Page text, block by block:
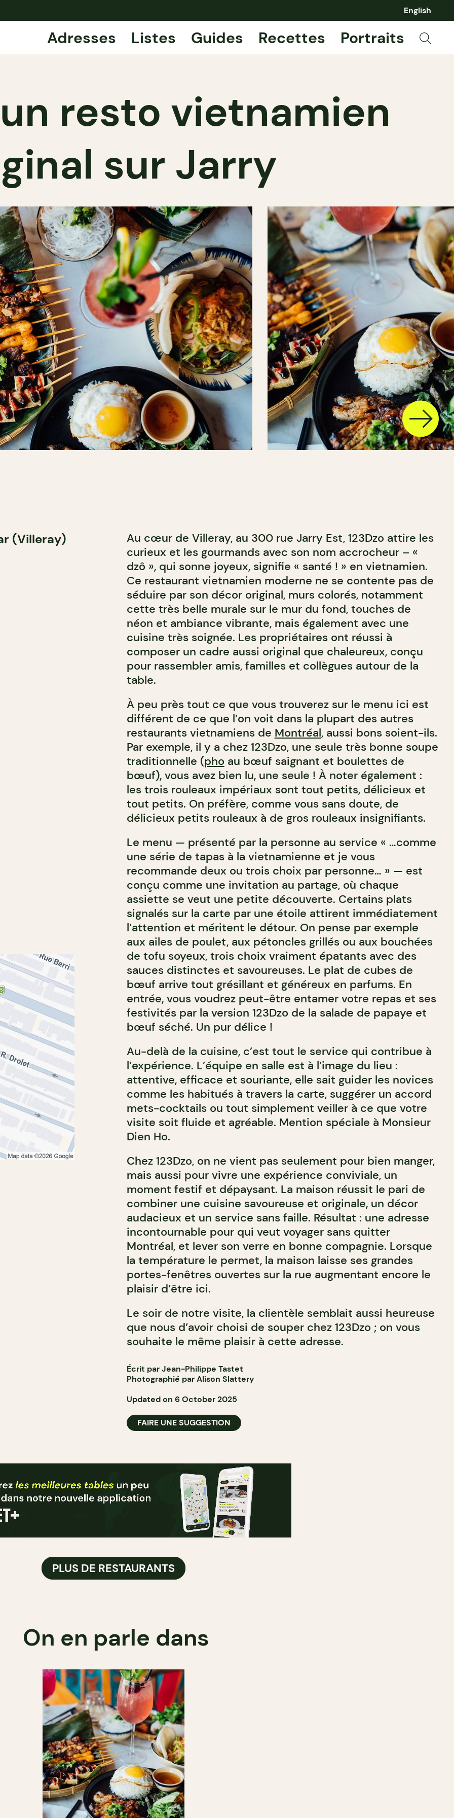
English
Adresses Listes Guides Recettes Portraits
un resto vietnamien
sur Jarry
(Villeray)
Au cœur de Villeray, au 300 rue Jarry Est, 123Dzo attire les
curieux et les gourmands avec son nom accrocheur – «
dzô », qui sonne joyeux, signifie « santé ! » en vietnamien.
Ce restaurant vietnamien moderne ne se contente pas de
séduire par son décor original, murs colorés, notamment
cette très belle murale sur le mur du fond, touches de
néon et ambiance vibrante, mais également avec une
cuisine très soignée. Les propriétaires ont réussi à
composer un cadre aussi original que chaleureux, conçu
pour rassembler amis, familles et collègues autour de la
table.
À peu près tout ce que vous trouverez sur le menu ici est
différent de ce que l’on voit dans la plupart des autres
restaurants vietnamiens de Montréal, aussi bons soient-ils.
Par exemple, il y a chez 123Dzo, une seule très bonne soupe
traditionnelle (pho au bœuf saignant et boulettes de
bœuf), vous avez bien lu, une seule ! À noter également :
les trois rouleaux impériaux sont tout petits, délicieux et
tout petits. On préfère, comme vous sans doute, de
délicieux petits rouleaux à de gros rouleaux insignifiants.
Le menu — présenté par la personne au service « …comme
une série de tapas à la vietnamienne et je vous
recommande deux ou trois choix par personne… » — est
conçu comme une invitation au partage, où chaque
assiette se veut une petite découverte. Certains plats
signalés sur la carte par une étoile attirent immédiatement
l’attention et méritent le détour. On pense par exemple
aux ailes de poulet, aux pétoncles grillés ou aux bouchées
de tofu soyeux, trois choix vraiment épatants avec des
sauces distinctes et savoureuses. Le plat de cubes de
bœuf arrive tout grésillant et généreux en parfums. En
entrée, vous voudrez peut-être entamer votre repas et ses
festivités par la version 123Dzo de la salade de papaye et
bœuf séché. Un pur délice !
Au-delà de la cuisine, c’est tout le service qui contribue à
l’expérience. L’équipe en salle est à l’image du lieu :
attentive, efficace et souriante, elle sait guider les novices
comme les habitués à travers la carte, suggérer un accord
mets-cocktails ou tout simplement veiller à ce que votre
visite soit fluide et agréable. Mention spéciale à Monsieur
Dien Ho.
Chez 123Dzo, on ne vient pas seulement pour bien manger,
mais aussi pour vivre une expérience conviviale, un
moment festif et dépaysant. La maison réussit le pari de
combiner une cuisine savoureuse et originale, un décor
audacieux et un service sans faille. Résultat : une adresse
incontournable pour qui veut voyager sans quitter
Montréal, et lever son verre en bonne compagnie. Lorsque
la température le permet, la maison laisse ses grandes
portes-fenêtres ouvertes sur la rue augmentant encore le
plaisir d’être ici.
Le soir de notre visite, la clientèle semblait aussi heureuse
que nous d’avoir choisi de souper chez 123Dzo ; on vous
souhaite le même plaisir à cette adresse.
Écrit par Jean-Philippe Tastet
Photographié par Alison Slattery
Updated on 6 October 2025
FAIRE UNE SUGGESTION
PLUS DE RESTAURANTS
On en parle dans